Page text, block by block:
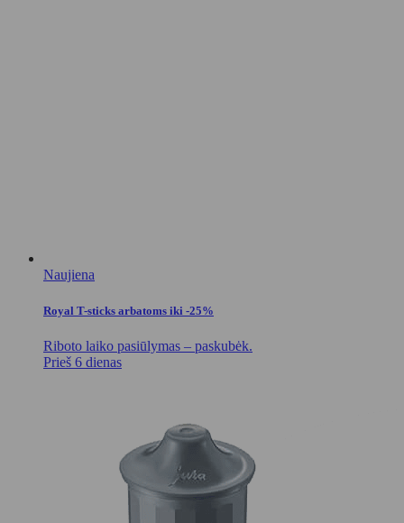
Naujiena
Royal T-sticks arbatoms iki -25%
Riboto laiko pasiūlymas – paskubėk.
Prieš 6 dienas